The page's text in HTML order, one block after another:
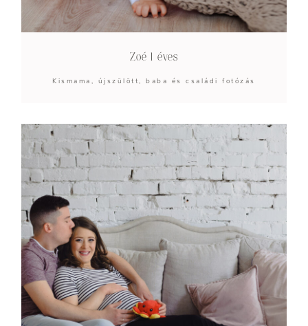
Zoé 1 éves
Kismama, újszülött, baba és családi fotózás